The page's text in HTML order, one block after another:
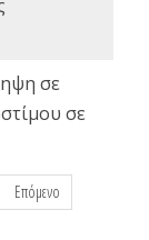
σε
σε
Επόμενο